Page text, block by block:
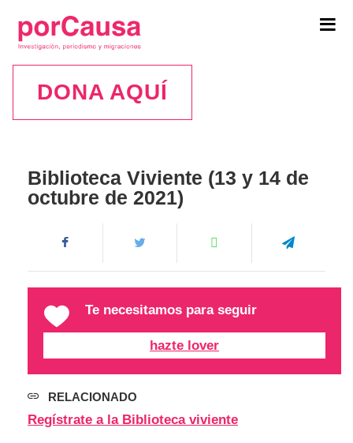
DONA AQUÍ
Biblioteca Viviente (13 y 14 de
octubre de 2021)
Te necesitamos para seguir
hazte lover
RELACIONADO
Regístrate a la Biblioteca viviente